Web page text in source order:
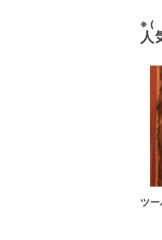
※ ( )
人
ツ